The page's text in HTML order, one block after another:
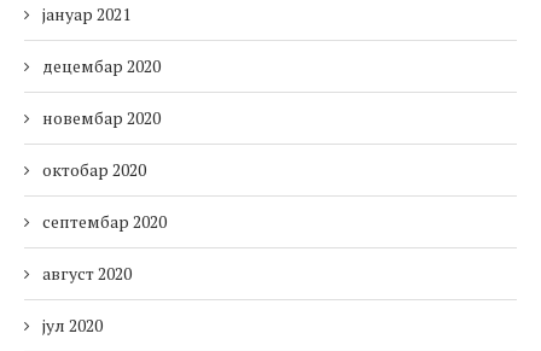
јануар 2021
децембар 2020
новембар 2020
октобар 2020
септембар 2020
август 2020
јул 2020